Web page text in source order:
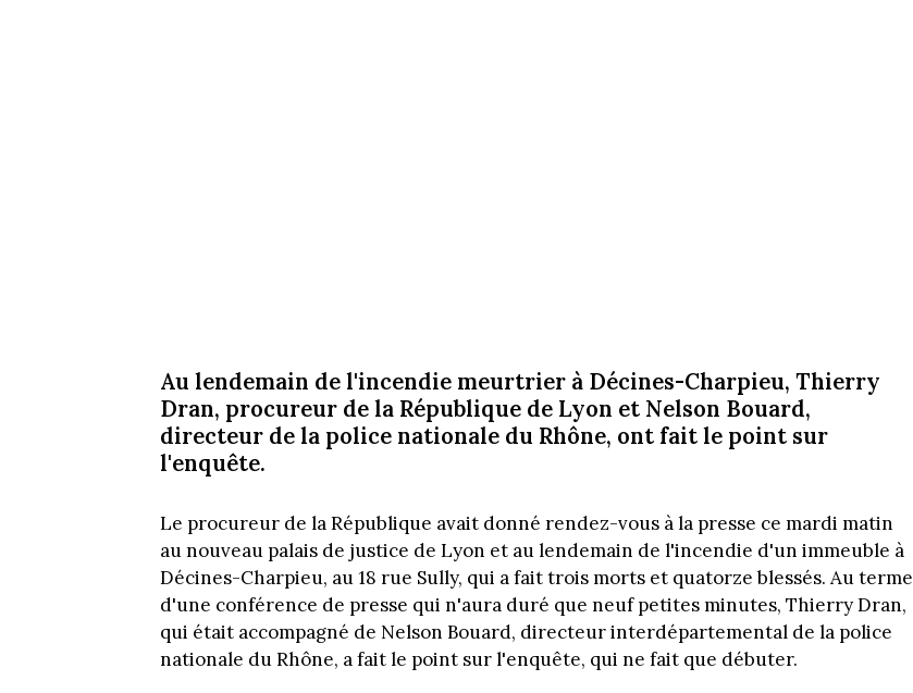
Au lendemain de l'incendie meurtrier à Décines-Charpieu, Thierry
Dran, procureur de la République de Lyon et Nelson Bouard,
directeur de la police nationale du Rhône, ont fait le point sur
l'enquête.
Le procureur de la République avait donné rendez-vous à la presse ce mardi matin
au nouveau palais de justice de Lyon et au lendemain de l'incendie d'un immeuble à
Décines-Charpieu, au 18 rue Sully, qui a fait trois morts et quatorze blessés. Au terme
d'une conférence de presse qui n'aura duré que neuf petites minutes, Thierry Dran,
qui était accompagné de Nelson Bouard, directeur interdépartemental de la police
nationale du Rhône, a fait le point sur l'enquête, qui ne fait que débuter.